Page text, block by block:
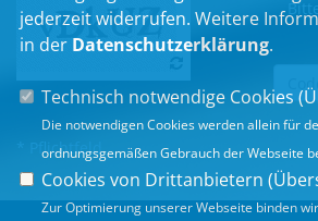
* Pflichtfeld
jederzeit widerrufen. Weitere
in der Datenschutzerklärung.
Technisch notwendige Cookies (
Die notwendigen Cookies werden allein für
ordnungsgemäßen Gebrauch der Webseite
Cookies von Drittanbietern (
Zur Optimierung unserer Webseite binden